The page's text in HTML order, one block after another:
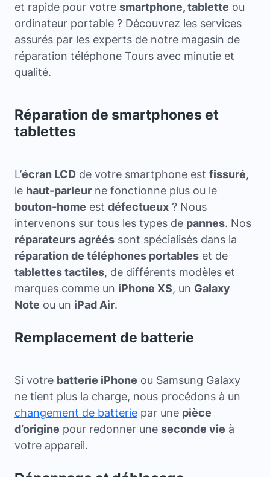
et rapide pour votre smartphone, tablette ou
ordinateur portable ? Découvrez les services
assurés par les experts de notre magasin de
réparation téléphone Tours avec minutie et
qualité.
Réparation de smartphones et
tablettes
L’écran LCD de votre smartphone est fissuré,
le haut-parleur ne fonctionne plus ou le
bouton-home est défectueux ? Nous
intervenons sur tous les types de pannes. Nos
réparateurs agréés sont spécialisés dans la
réparation de téléphones portables et de
tablettes tactiles, de différents modèles et
marques comme un iPhone XS, un Galaxy
Note ou un iPad Air.
Remplacement de batterie
Si votre batterie iPhone ou Samsung Galaxy
ne tient plus la charge, nous procédons à un
changement de batterie par une pièce
d’origine pour redonner une seconde vie à
votre appareil.